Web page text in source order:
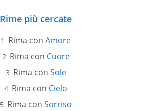
Rime più cercate
Rima con Amore
Rima con Cuore
Rima con Sole
Rima con Cielo
Rima con Sorriso